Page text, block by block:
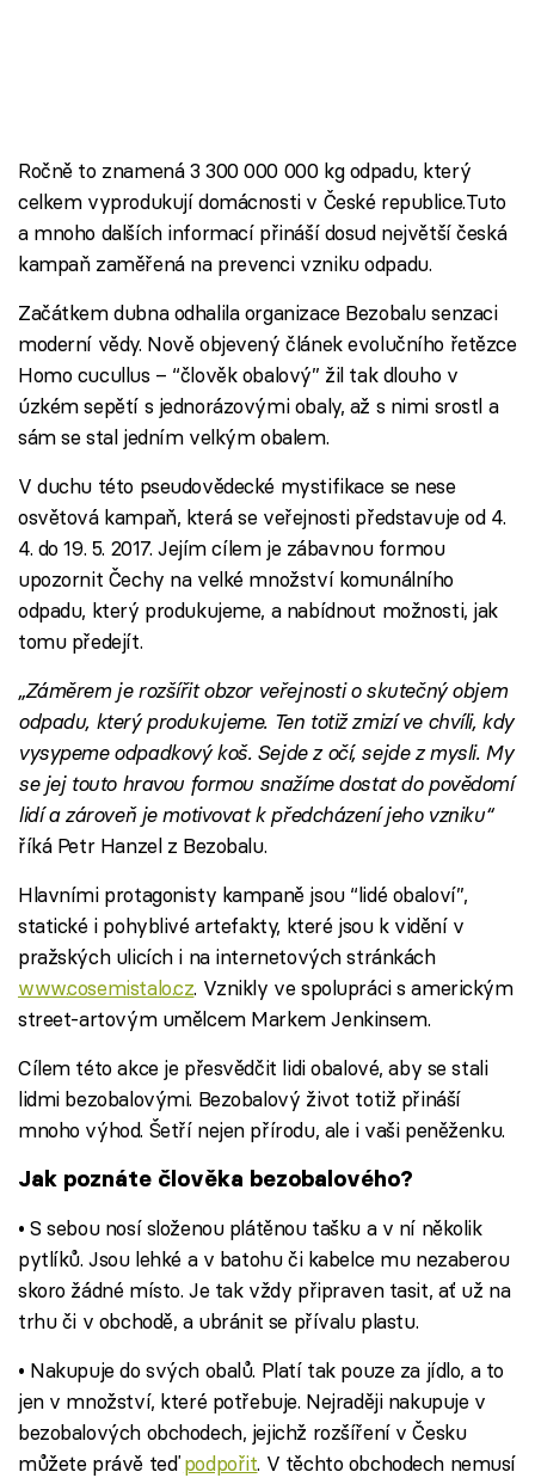
Ročně to znamená 3 300 000 000 kg odpadu, který
celkem vyprodukují domácnosti v České republice.Tuto
a mnoho dalších informací přináší dosud největší česká
kampaň zaměřená na prevenci vzniku odpadu.
Začátkem dubna odhalila organizace Bezobalu senzaci
moderní vědy. Nově objevený článek evolučního řetězce
Homo cucullus – “člověk obalový” žil tak dlouho v
úzkém sepětí s jednorázovými obaly, až s nimi srostl a
sám se stal jedním velkým obalem.
V duchu této pseudovědecké mystifikace se nese
osvětová kampaň, která se veřejnosti představuje od 4.
4. do 19. 5. 2017. Jejím cílem je zábavnou formou
upozornit Čechy na velké množství komunálního
odpadu, který produkujeme, a nabídnout možnosti, jak
tomu předejít.
„Záměrem je rozšířit obzor veřejnosti o skutečný objem
odpadu, který produkujeme. Ten totiž zmizí ve chvíli, kdy
vysypeme odpadkový koš. Sejde z očí, sejde z mysli. My
se jej touto hravou formou snažíme dostat do povědomí
lidí a zároveň je motivovat k předcházení jeho vzniku“
říká Petr Hanzel z Bezobalu.
Hlavními protagonisty kampaně jsou “lidé obaloví”,
statické i pohyblivé artefakty, které jsou k vidění v
pražských ulicích i na internetových stránkách
www.cosemistalo.cz. Vznikly ve spolupráci s americkým
street-artovým umělcem Markem Jenkinsem.
Cílem této akce je přesvědčit lidi obalové, aby se stali
lidmi bezobalovými. Bezobalový život totiž přináší
mnoho výhod. Šetří nejen přírodu, ale i vaši peněženku.
Jak poznáte člověka bezobalového?
• S sebou nosí složenou plátěnou tašku a v ní několik
pytlíků. Jsou lehké a v batohu či kabelce mu nezaberou
skoro žádné místo. Je tak vždy připraven tasit, ať už na
trhu či v obchodě, a ubránit se přívalu plastu.
• Nakupuje do svých obalů. Platí tak pouze za jídlo, a to
jen v množství, které potřebuje. Nejraději nakupuje v
bezobalových obchodech, jejichž rozšíření v Česku
můžete právě teďpodpořit. V těchto obchodech nemusí